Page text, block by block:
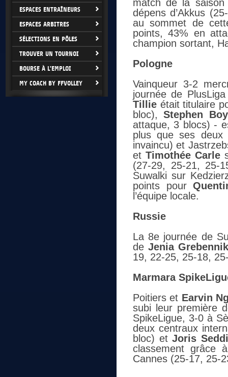
ESPACES ENTRAÎNEURS
ESPACES ARBITRES
SÉLECTIONS EN PÔLES
TROUVER UN TOURNOI
BOURSE À L'EMPLOI
MY COACH BY FFVOLLEY
match de la
dépens d’Akkus
au sommet de
points, 43% en
champion sortant,
Pologne
Vainqueur 3-2
journée de
Tillie était titulaire
bloc),Stephen
attaque, 3 blocs) -
plus que ses deux
invaincu) et
et Timothée Carle
(27-29, 25-21, 25-
Suwalki sur
points pour
l’équipe locale.
Russie
La 8e journée de
de Jenia
19, 22-25, 25-18,
Marmara
Poitiers et Earvin
subi leur première
SpikeLigue, 3-0 à
deux centraux
bloc) etJoris
classement grâce
Cannes (25-17, 25-